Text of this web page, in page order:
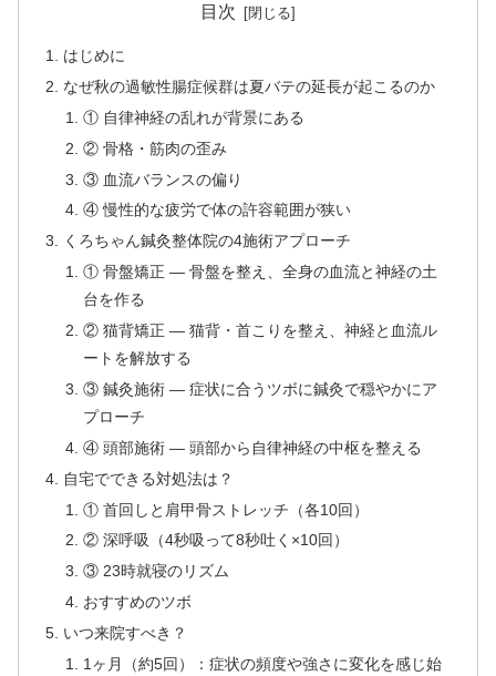
目次
はじめに
なぜ秋の過敏性腸症候群は夏バテの延長が起こるのか
① 自律神経の乱れが背景にある
② 骨格・筋肉の歪み
③ 血流バランスの偏り
④ 慢性的な疲労で体の許容範囲が狭い
くろちゃん鍼灸整体院の4施術アプローチ
① 骨盤矯正 — 骨盤を整え、全身の血流と神経の土
台を作る
② 猫背矯正 — 猫背・首こりを整え、神経と血流ル
ートを解放する
③ 鍼灸施術 — 症状に合うツボに鍼灸で穏やかにア
プローチ
④ 頭部施術 — 頭部から自律神経の中枢を整える
自宅でできる対処法は？
① 首回しと肩甲骨ストレッチ（各10回）
② 深呼吸（4秒吸って8秒吐く×10回）
③ 23時就寝のリズム
おすすめのツボ
いつ来院すべき？
1ヶ月（約5回）：症状の頻度や強さに変化を感じ始